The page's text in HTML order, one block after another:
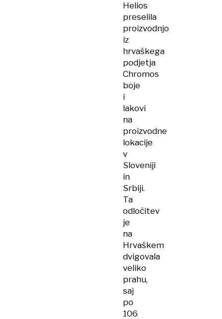
Helios
preselila
proizvodnjo
iz
hrvaškega
podjetja
Chromos
boje
i
lakovi
na
proizvodne
lokacije
v
Sloveniji
in
Srbiji.
Ta
odločitev
je
na
Hrvaškem
dvigovala
veliko
prahu,
saj
po
106